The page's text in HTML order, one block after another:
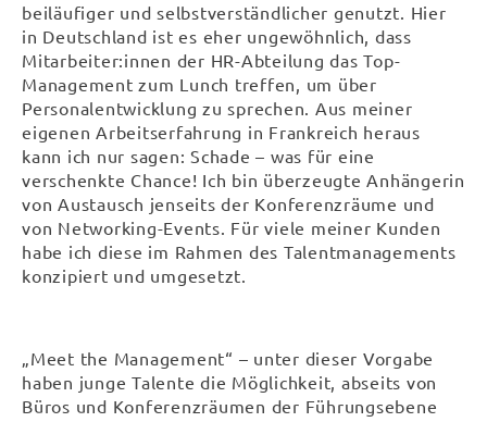
beiläufiger und selbstverständlicher genutzt. Hier
in Deutschland ist es eher ungewöhnlich, dass
Mitarbeiter:innen der HR-Abteilung das Top-
Management zum Lunch treffen, um über
Personalentwicklung zu sprechen. Aus meiner
eigenen Arbeitserfahrung in Frankreich heraus
kann ich nur sagen: Schade – was für eine
verschenkte Chance! Ich bin überzeugte Anhängerin
von Austausch jenseits der Konferenzräume und
von Networking-Events. Für viele meiner Kunden
habe ich diese im Rahmen des Talentmanagements
konzipiert und umgesetzt.
„Meet the Management“ – unter dieser Vorgabe
haben junge Talente die Möglichkeit, abseits von
Büros und Konferenzräumen der Führungsebene